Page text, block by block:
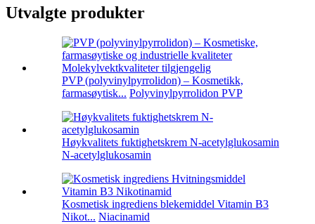
Utvalgte produkter
PVP (polyvinylpyrrolidon) – Kosmetikk,
farmasøytisk... Polyvinylpyrrolidon PVP
Høykvalitets fuktighetskrem N-acetylglukosamin
N-acetylglukosamin
Kosmetisk ingrediens blekemiddel Vitamin B3
Nikot... Niacinamid